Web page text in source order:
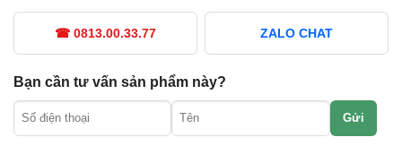
☎ 0813.00.33.77 ZALO CHAT
Bạn cần tư vấn sản phẩm này?
Gửi